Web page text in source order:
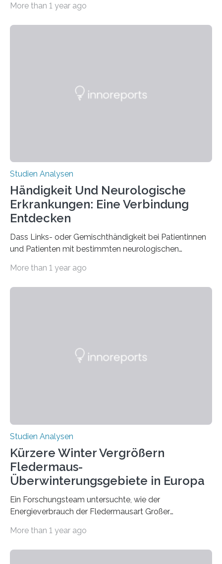
produzierten nach der Gen-Editierung rot
biologisch abbaubar. Wenn es gelingt, die Produktion
More than 1 year ago
Studien Analysen
Händigkeit Und Neurologische
Erkrankungen: Eine Verbindung
Entdecken
Dass Links- oder Gemischthändigkeit bei Patientinnen
und Patienten mit bestimmten neurologischen
auffällig häufig vorkommt, ist eine oft berichtete
konnten ihn mal belegen, mal nicht. Eine Meta-Analyse,
More than 1 year ago
Studien Analysen
Kürzere Winter Vergrößern
Fledermaus-
Überwinterungsgebiete in Europa
Ein Forschungsteam untersuchte, wie der
Energieverbrauch der Fledermausart Großer
erstellte ein Modell, mit dem sich vorhersagen lässt, in
More than 1 year ago